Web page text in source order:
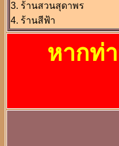
3. ร้านสวนสุดาพร
4. ร้านสีฟ้า
หากท่